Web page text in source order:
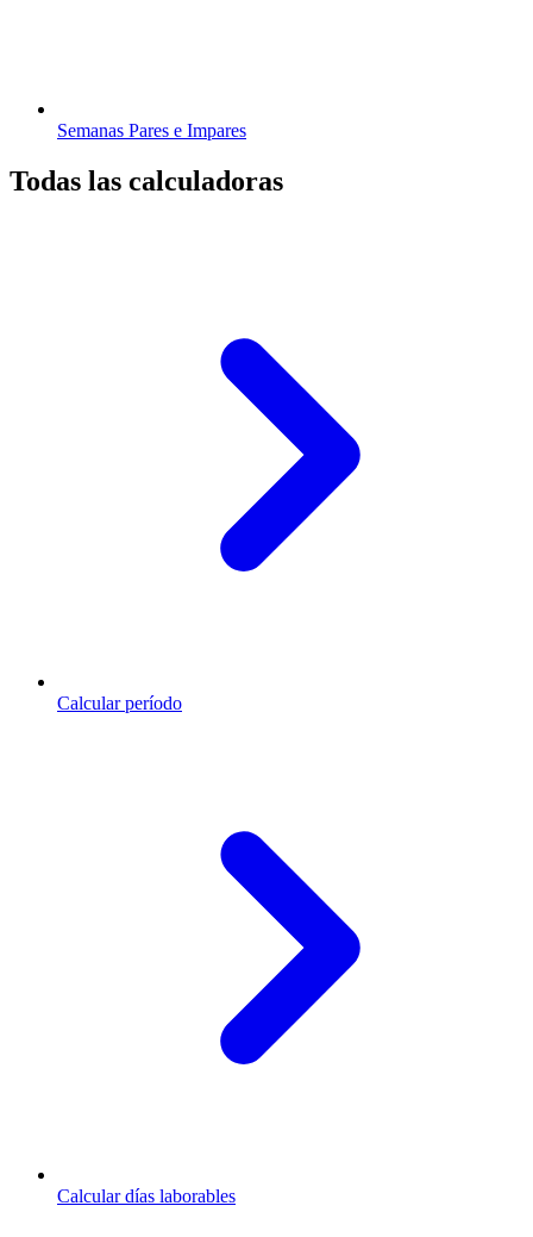
Semanas Pares e Impares
Todas las calculadoras
Calcular período
Calcular días laborables